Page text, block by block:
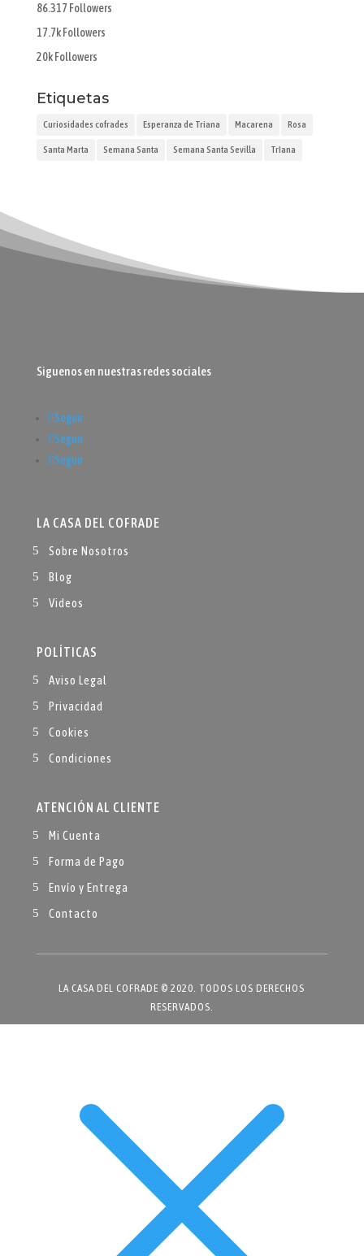
86.317 Followers
17.7k Followers
20k Followers
Etiquetas
Curiosidades cofrades Esperanza de Triana Macarena Rosa
Santa Marta Semana Santa Semana Santa Sevilla TrIana
Siguenos en nuestras redes sociales
Seguir
Seguir
Seguir
LA CASA DEL COFRADE
Sobre Nosotros
Blog
Videos
POLÍTICAS
Aviso Legal
Privacidad
Cookies
Condiciones
ATENCIÓN AL CLIENTE
Mi Cuenta
Forma de Pago
Envío y Entrega
Contacto
LA CASA DEL COFRADE © 2020. TODOS LOS DERECHOS
RESERVADOS.